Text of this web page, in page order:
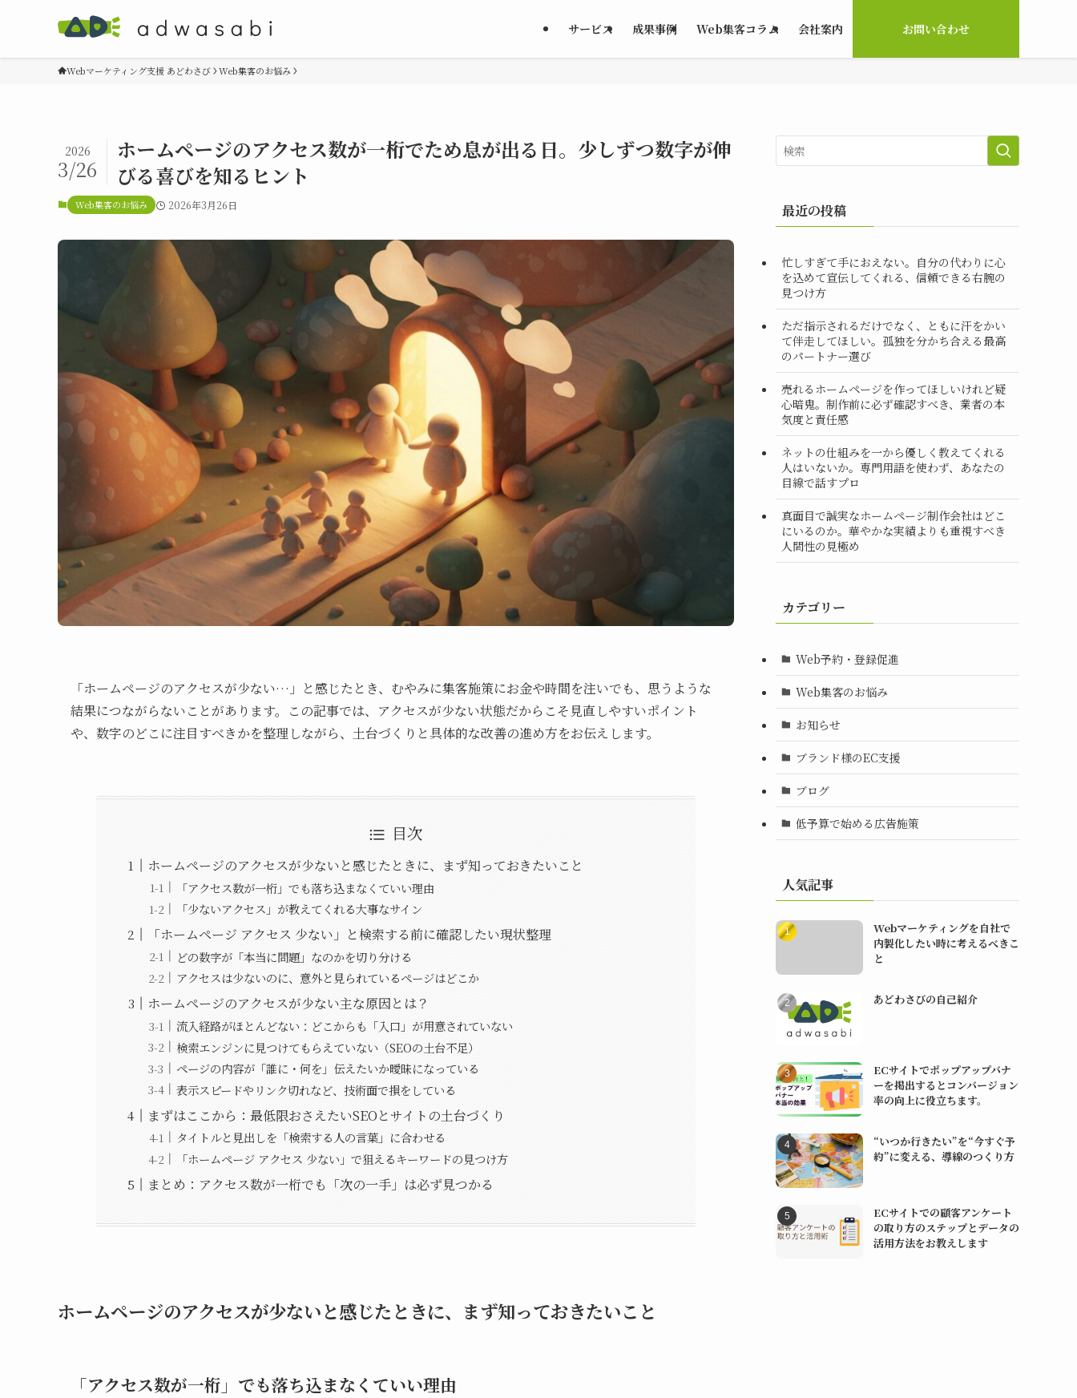
サービス 成果事例 Web集客コラム 会社案内 お問い合わせ
Webマーケティング支援 あどわさび Web集客のお悩み
ホームページのアクセス数が一桁でため息が出る日。少しずつ数字が伸
びる喜びを知るヒント
2026
3/26
Web集客のお悩み 2026年3月26日
「ホームページのアクセスが少ない…」と感じたとき、むやみに集客施策にお金や時間を注いでも、思うような
結果につながらないことがあります。この記事では、アクセスが少ない状態だからこそ見直しやすいポイント
や、数字のどこに注目すべきかを整理しながら、土台づくりと具体的な改善の進め方をお伝えします。
目次
ホームページのアクセスが少ないと感じたときに、まず知っておきたいこと
「アクセス数が一桁」でも落ち込まなくていい理由
「少ないアクセス」が教えてくれる大事なサイン
「ホームページ アクセス 少ない」と検索する前に確認したい現状整理
どの数字が「本当に問題」なのかを切り分ける
アクセスは少ないのに、意外と見られているページはどこか
ホームページのアクセスが少ない主な原因とは？
流入経路がほとんどない：どこからも「入口」が用意されていない
検索エンジンに見つけてもらえていない（SEOの土台不足）
ページの内容が「誰に・何を」伝えたいか曖昧になっている
表示スピードやリンク切れなど、技術面で損をしている
まずはここから：最低限おさえたいSEOとサイトの土台づくり
タイトルと見出しを「検索する人の言葉」に合わせる
「ホームページ アクセス 少ない」で狙えるキーワードの見つけ方
まとめ：アクセス数が一桁でも「次の一手」は必ず見つかる
ホームページのアクセスが少ないと感じたときに、まず知っておきたいこと
「アクセス数が一桁」でも落ち込まなくていい理由
最近の投稿
忙しすぎて手におえない。自分の代わりに心
を込めて宣伝してくれる、信頼できる右腕の
見つけ方
ただ指示されるだけでなく、ともに汗をかい
て伴走してほしい。孤独を分かち合える最高
のパートナー選び
売れるホームページを作ってほしいけれど疑
心暗鬼。制作前に必ず確認すべき、業者の本
気度と責任感
ネットの仕組みを一から優しく教えてくれる
人はいないか。専門用語を使わず、あなたの
目線で話すプロ
真面目で誠実なホームページ制作会社はどこ
にいるのか。華やかな実績よりも重視すべき
人間性の見極め
カテゴリー
Web予約・登録促進
Web集客のお悩み
お知らせ
ブランド様のEC支援
ブログ
低予算で始める広告施策
人気記事
Webマーケティングを自社で
内製化したい時に考えるべきこ
と
あどわさびの自己紹介
ECサイトでポップアップバナ
ーを掲出するとコンバージョン
率の向上に役立ちます。
“いつか行きたい”を“今すぐ予
約”に変える、導線のつくり方
ECサイトでの顧客アンケート
の取り方のステップとデータの
活用方法をお教えします